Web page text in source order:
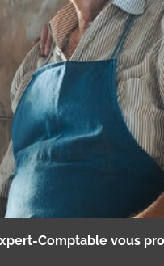
Comptable vous